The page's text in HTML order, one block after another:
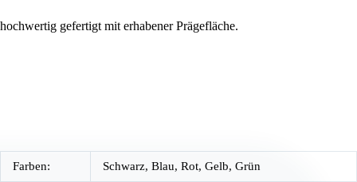
hochwertig gefertigt mit erhabener Prägefläche.
Farben: Schwarz, Blau, Rot, Gelb, Grün